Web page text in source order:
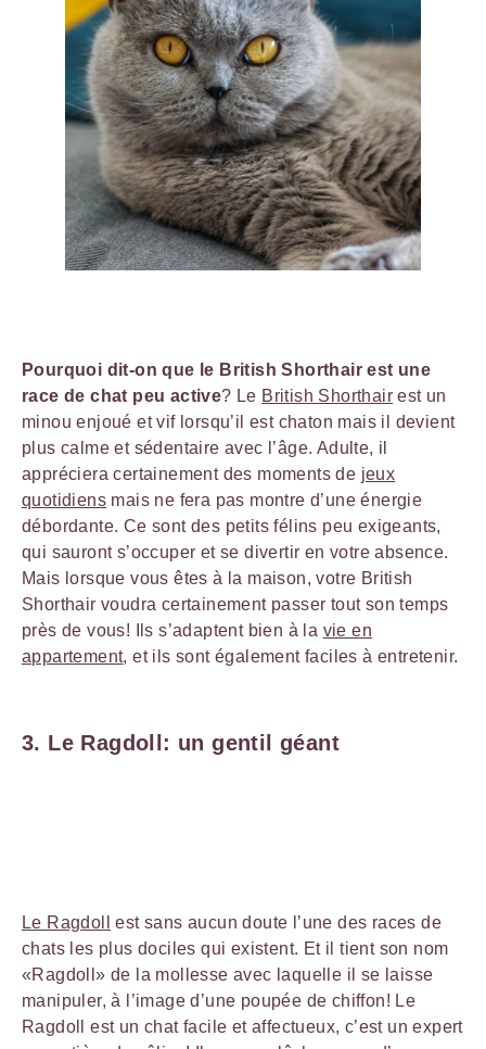
Pourquoi dit-on que le British Shorthair est une
race de chat peu active? Le British Shorthair est un
minou enjoué et vif lorsqu’il est chaton mais il devient
plus calme et sédentaire avec l’âge. Adulte, il
appréciera certainement des moments de jeux
quotidiens mais ne fera pas montre d’une énergie
débordante. Ce sont des petits félins peu exigeants,
qui sauront s’occuper et se divertir en votre absence.
Mais lorsque vous êtes à la maison, votre British
Shorthair voudra certainement passer tout son temps
près de vous! Ils s’adaptent bien à la vie en
appartement, et ils sont également faciles à entretenir.
3. Le Ragdoll: un gentil géant
Le Ragdoll
est sans aucun doute l’une des races de
chats les plus dociles qui existent. Et il tient son nom
«Ragdoll» de la mollesse avec laquelle il se laisse
manipuler, à l’image d’une poupée de chiffon! Le
Ragdoll est un chat facile et affectueux, c’est un expert